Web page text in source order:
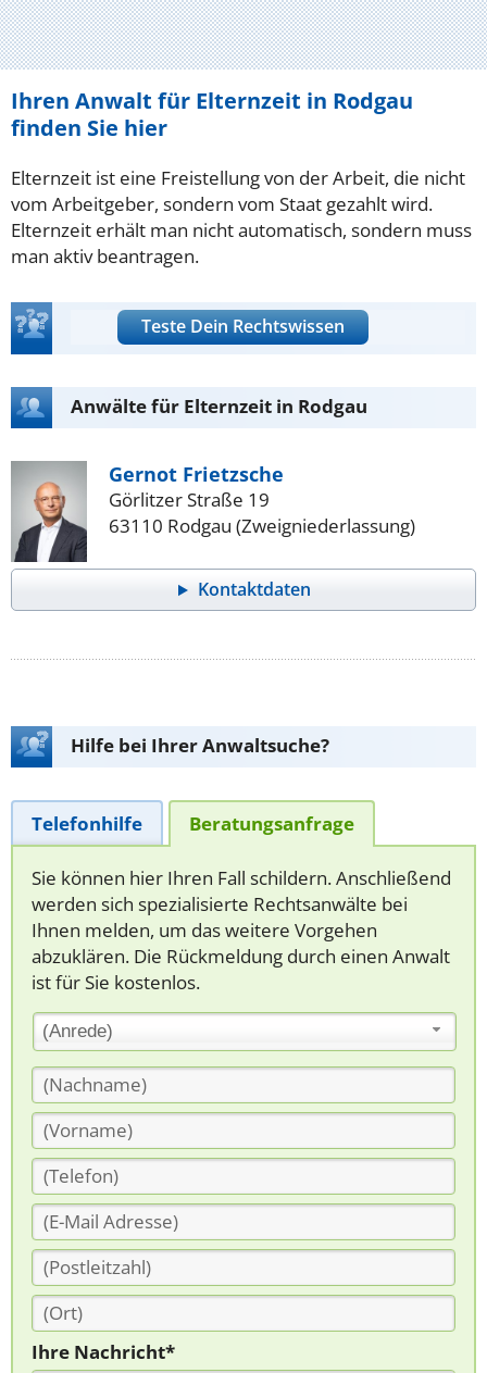
Ihren Anwalt für Elternzeit in Rodgau
finden Sie hier
Elternzeit ist eine Freistellung von der Arbeit, die nicht
vom Arbeitgeber, sondern vom Staat gezahlt wird.
Elternzeit erhält man nicht automatisch, sondern muss
man aktiv beantragen.
Teste Dein Rechtswissen
Anwälte für Elternzeit in Rodgau
Gernot Frietzsche
Görlitzer Straße 19
63110 Rodgau (Zweigniederlassung)
Kontaktdaten
Hilfe bei Ihrer Anwaltsuche?
Telefonhilfe Beratungsanfrage
Sie können hier Ihren Fall schildern. Anschließend
werden sich spezialisierte Rechtsanwälte bei
Ihnen melden, um das weitere Vorgehen
abzuklären. Die Rückmeldung durch einen Anwalt
ist für Sie kostenlos.
(Anrede)
Ihre Nachricht*